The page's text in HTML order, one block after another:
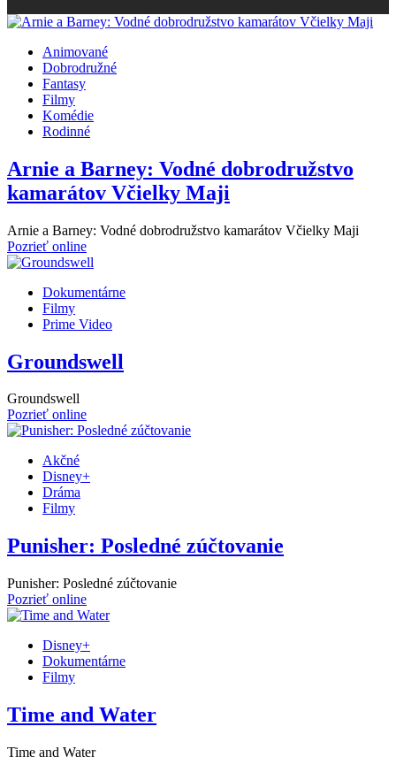
Animované
Dobrodružné
Fantasy
Filmy
Komédie
Rodinné
Arnie a Barney: Vodné dobrodružstvo
kamarátov Včielky Maji
Arnie a Barney: Vodné dobrodružstvo kamarátov Včielky Maji
Pozrieť online
Dokumentárne
Filmy
Prime Video
Groundswell
Groundswell
Pozrieť online
Akčné
Disney+
Dráma
Filmy
Punisher: Posledné zúčtovanie
Punisher: Posledné zúčtovanie
Pozrieť online
Disney+
Dokumentárne
Filmy
Time and Water
Time and Water